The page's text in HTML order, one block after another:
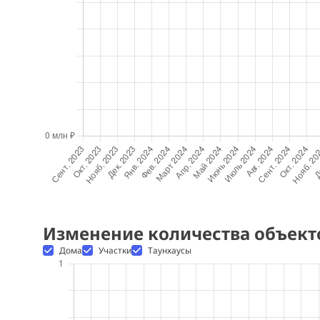
Изменение количества
Дома Участки Таунхаусы